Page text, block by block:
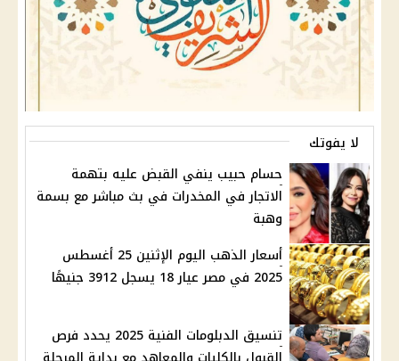
لا يفوتك
حسام حبيب ينفي القبض عليه بتهمة
الاتجار في المخدرات في بث مباشر مع بسمة
وهبة
أسعار الذهب اليوم الإثنين 25 أغسطس
2025 في مصر عيار 18 يسجل 3912 جنيهًا
تنسيق الدبلومات الفنية 2025 يحدد فرص